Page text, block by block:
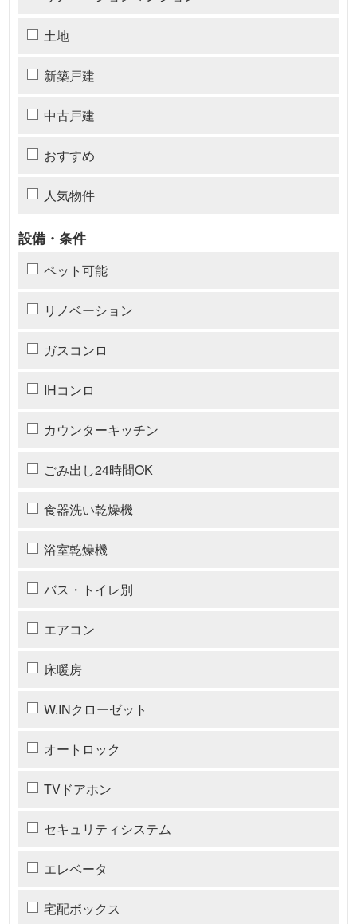
土地
新築戸建
中古戸建
おすすめ
人気物件
設備・条件
ペット可能
リノベーション
ガスコンロ
IHコンロ
カウンターキッチン
ごみ出し24時間OK
食器洗い乾燥機
浴室乾燥機
バス・トイレ別
エアコン
床暖房
W.INクローゼット
オートロック
TVドアホン
セキュリティシステム
エレベータ
宅配ボックス